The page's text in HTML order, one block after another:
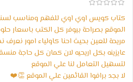
كتاب كويس اوي اوي للفهم ومناسب
الموقع بصراحة بيوفر كل الكتب باسعار
مريحة للعين بحيث احنا كاولياء امور
عايزينه بكل اريحيه لان كمان كل حاجة
لتسهيل التعامل لنا علي الموقع
لا بجد برافوا القائمين علي الموقع 👏❤️